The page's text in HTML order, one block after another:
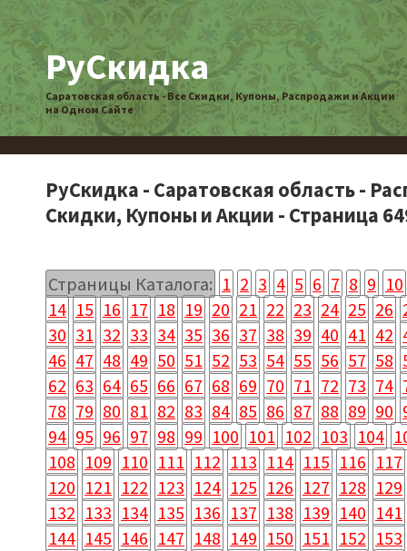
РуСкидка
Саратовская область - Все Скидки, Купоны, Распродажи и Акции
на Одном Сайте
РуСкидка - Саратовская область -
Скидки, Купоны и Акции - Страница
Страницы Каталога: 1 2 3 4 5 6 7 8 9 10
14 15 16 17 18 19 20 21 22 23 24 25 26
30 31 32 33 34 35 36 37 38 39 40 41 42
46 47 48 49 50 51 52 53 54 55 56 57 58
62 63 64 65 66 67 68 69 70 71 72 73 74
78 79 80 81 82 83 84 85 86 87 88 89 90
94 95 96 97 98 99 100 101 102 103 104
108 109 110 111 112 113 114 115 116 117
120 121 122 123 124 125 126 127 128 129
132 133 134 135 136 137 138 139 140 141
144 145 146 147 148 149 150 151 152 153